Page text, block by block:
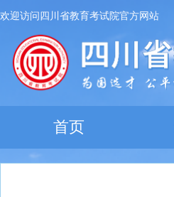
欢迎访问四川省教育考试院官方网站
首页